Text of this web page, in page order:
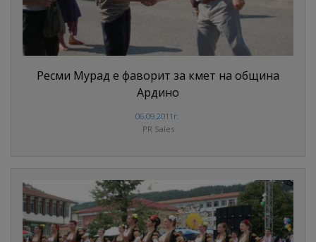
Ресми Мурад е фаворит за кмет на община
Ардино
06.09.2011г.
PR Sales